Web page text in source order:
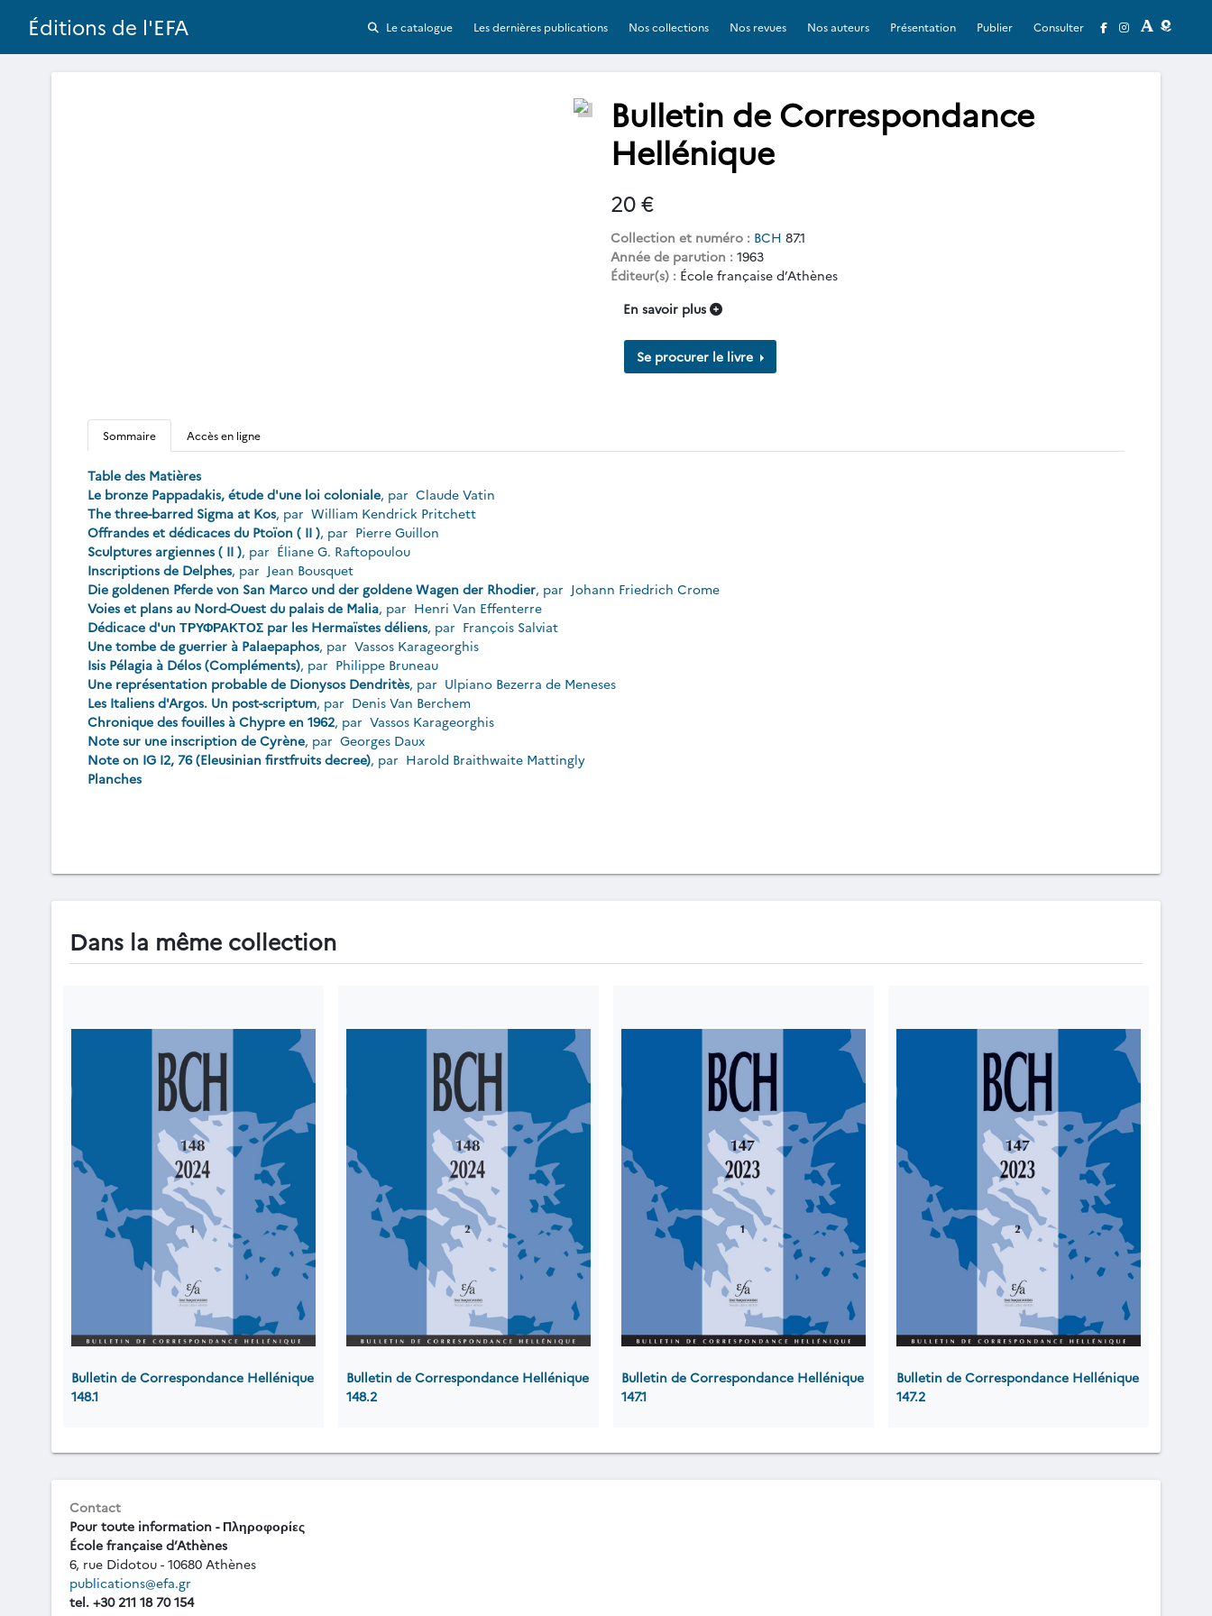
Éditions de l'EFA Le catalogue Les dernières publications Nos collections Nos revues Nos auteurs Présentation Publier Consulter
Bulletin de Correspondance
Hellénique
20 €
Collection et numéro : BCH 87.1
Année de parution : 1963
Éditeur(s) : École française d’Athènes
En savoir plus
Se procurer le livre
Sommaire Accès en ligne
Table des Matières
Le bronze Pappadakis, étude d'une loi coloniale, par Claude Vatin
The three-barred Sigma at Kos, par William Kendrick Pritchett
Offrandes et dédicaces du Ptoïon ( II ), par Pierre Guillon
Sculptures argiennes ( II ), par Éliane G. Raftopoulou
Inscriptions de Delphes, par Jean Bousquet
Die goldenen Pferde von San Marco und der goldene Wagen der Rhodier, par Johann Friedrich Crome
Voies et plans au Nord-Ouest du palais de Malia, par Henri Van Effenterre
Dédicace d'un ΤΡΥΦΡΑΚΤΟΣ par les Hermaïstes déliens, par François Salviat
Une tombe de guerrier à Palaepaphos, par Vassos Karageorghis
Isis Pélagia à Délos (Compléments), par Philippe Bruneau
Une représentation probable de Dionysos Dendritès, par Ulpiano Bezerra de Meneses
Les Italiens d'Argos. Un post-scriptum, par Denis Van Berchem
Chronique des fouilles à Chypre en 1962, par Vassos Karageorghis
Note sur une inscription de Cyrène, par Georges Daux
Note on IG I2, 76 (Eleusinian firstfruits decree), par Harold Braithwaite Mattingly
Planches
Dans la même collection
Bulletin de Correspondance Hellénique
148.1
Bulletin de Correspondance Hellénique
148.2
Bulletin de Correspondance Hellénique
147.1
Bulletin de Correspondance Hellénique
147.2
Contact
Pour toute information - Πληροφορίες
École française d’Athènes
6, rue Didotou - 10680 Athènes
publications@efa.gr
tel. +30 211 18 70 154